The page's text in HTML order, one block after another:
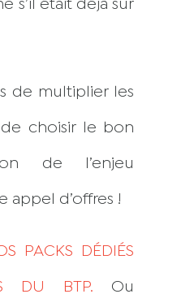
s’il était déjà sur
de multiplier les
choisir le bon
de l’enjeu
appel d’offres !
PACKS DÉDIÉS
DU BTP. Ou